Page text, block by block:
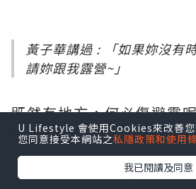
黃子華講過 : 「如果妳沒有
請妳跟我露營~」
既然有地方，何必傷避震
當然啦山頂凍到痴肺係另
點擊圖片放大
U Lifestyle 會使用Cookies來改善您
您同意接受本網站之私隱政策和使用
我已閱讀及同意